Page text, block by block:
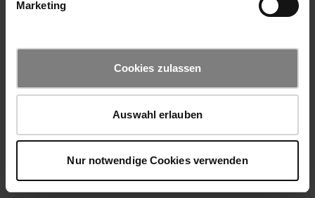
Marketing
Cookies zulassen
Auswahl erlauben
Nur notwendige Cookies verwenden